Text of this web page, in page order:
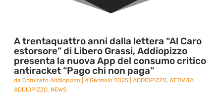
A trentaquattro anni dalla lettera “Al Caro
estorsore” di Libero Grassi, Addiopizzo
presenta la nuova App del consumo critico
antiracket “Pago chi non paga”
daComitato Addiopizzo |4 Gennaio 2025 |ADDIOPIZZO,ATTIVITA'
ADDIOPIZZO, NEWS